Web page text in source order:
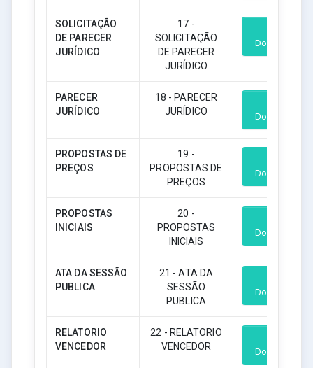
SOLICITAÇÃO
DE PARECER
JURÍDICO
17 -
SOLICITAÇÃO
DE PARECER
JURÍDICO
Download
PARECER
JURÍDICO
18 - PARECER
JURÍDICO
Download
PROPOSTAS DE
PREÇOS
19 -
PROPOSTAS DE
PREÇOS
Download
PROPOSTAS
INICIAIS
20 -
PROPOSTAS
INICIAIS
Download
ATA DA SESSÃO
PUBLICA
21 - ATA DA
SESSÃO
PUBLICA
Download
RELATORIO
VENCEDOR
22 - RELATORIO
VENCEDOR
Download